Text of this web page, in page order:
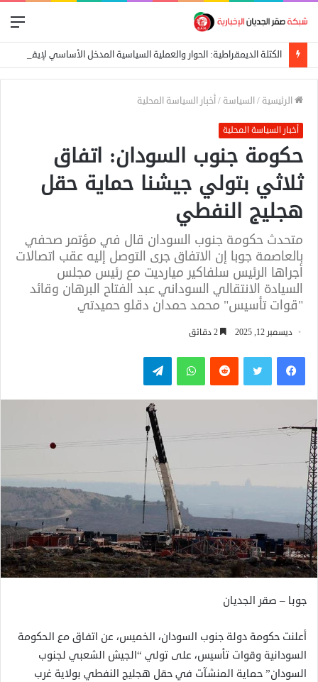
الرئيسية /السياسة /أخبار السياسة المحلية
أخبار السياسة المحلية
حكومة جنوب السودان: اتفاق
ثلاثي بتولي جيشنا حماية حقل
هجليج النفطي
متحدث حكومة جنوب السودان قال في مؤتمر صحفي
بالعاصمة جوبا إن الاتفاق جرى التوصل إليه عقب اتصالات
أجراها الرئيس سلفاكير ميارديت مع رئيس مجلس
السيادة الانتقالي السوداني عبد الفتاح البرهان وقائد
"قوات تأسيس" محمد حمدان دقلو حميدتي
ديسمبر 12, 2025
فيسبوكتويتر واتساب تيلقرام
جوبا – صقر الجديان
أعلنت حكومة دولة جنوب السودان، الخميس، عن اتفاق مع الحكومة
السودانية وقوات تأسيس، على تولي “الجيش الشعبي لجنوب
السودان” حماية المنشآت في حقل هجليج النفطي بولاية غرب